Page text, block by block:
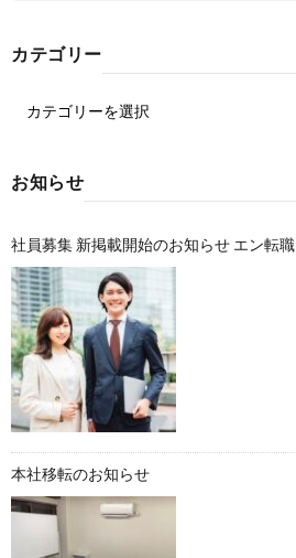
カテゴリー
お知らせ
社員募集 新掲載開始のお知らせ エン転職
本社移転のお知らせ